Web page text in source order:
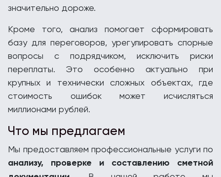
значительно дороже.
Кроме того, анализ помогает сформировать
базу для переговоров, урегулировать спорные
вопросы с подрядчиком, исключить риски
переплаты. Это особенно актуально при
крупных и технически сложных объектах, где
стоимость ошибок может исчисляться
миллионами рублей.
Что мы предлагаем
Мы предоставляем профессиональные услуги по
анализу, проверке и составлению сметной